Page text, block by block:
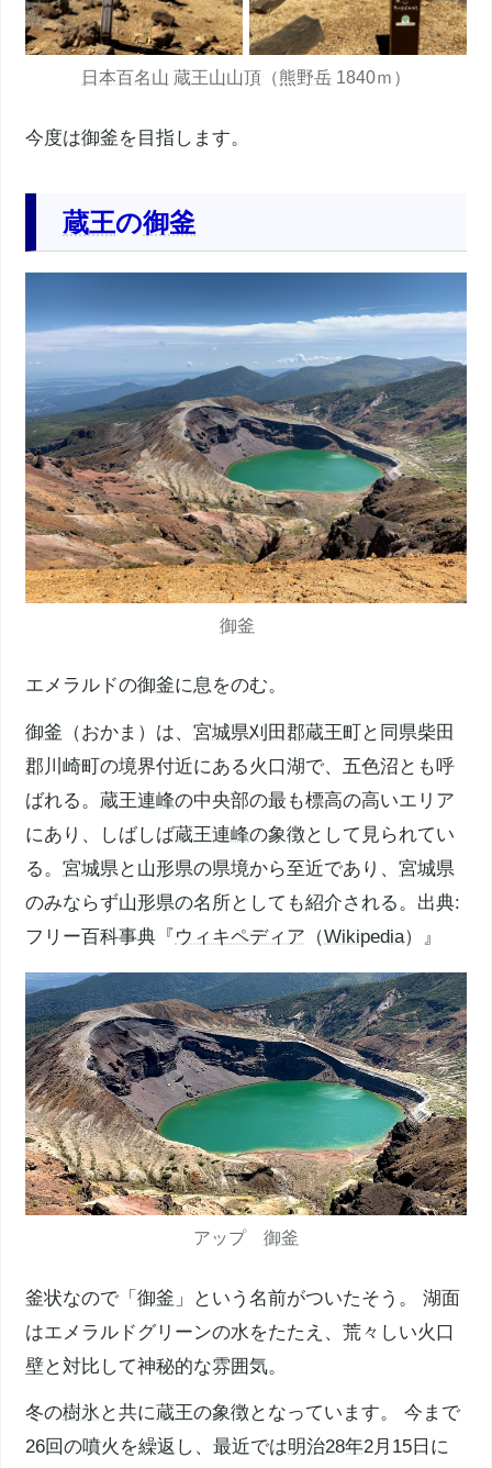
日本百名山 蔵王山山頂（熊野岳 1840ｍ）
今度は御釜を目指します。
蔵王の御釜
御釜
エメラルドの御釜に息をのむ。
御釜 （おかま）は、宮城県刈田郡蔵王町 と同県柴田
郡 川崎町の境界付近にある火口湖で、五色沼 とも呼
ばれる。蔵王連峰の中央部の最も標高の高いエリア
にあり、しばしば蔵王連峰の象徴として見られてい
る。宮城県と 山形県の県境から至近であり、宮城県
のみならず山形県の名所としても紹介される。出典:
フリー百科事典『 ウィキペディア （Wikipedia）』
アップ 御釜
釜状なので「御釜 」という名前がついたそう。 湖面
はエメラルドグリーンの水をたたえ、荒々しい火口
壁と対比して神秘的な雰囲気。
冬の樹氷 と共に蔵王の象徴となっています。 今まで
26回の噴火を繰返し、最近では明治28年2月15日に